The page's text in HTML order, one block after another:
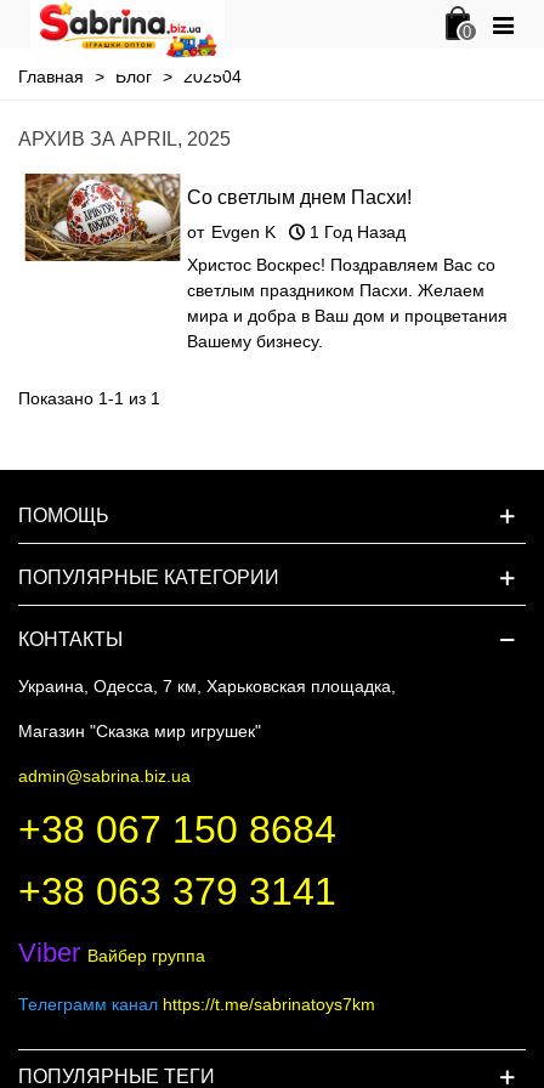
0
Главная > Блог > 202504
АРХИВ ЗА APRIL, 2025
Со светлым днем Пасхи!
от Evgen K
1 Год Назад
Христос Воскрес! Поздравляем Вас со
светлым праздником Пасхи. Желаем
мира и добра в Ваш дом и процветания
Вашему бизнесу.
Показано 1-1 из 1
ПОМОЩЬ
ПОПУЛЯРНЫЕ КАТЕГОРИИ
КОНТАКТЫ
Украина, Одесса, 7 км, Харьковская площадка,
Магазин "Сказка мир игрушек"
admin@sabrina.biz.ua
+38 067 150 8684
+38 063 379 3141
Viber Вайбер группа
Телеграмм канал https://t.me/sabrinatoys7km
ПОПУЛЯРНЫЕ ТЕГИ